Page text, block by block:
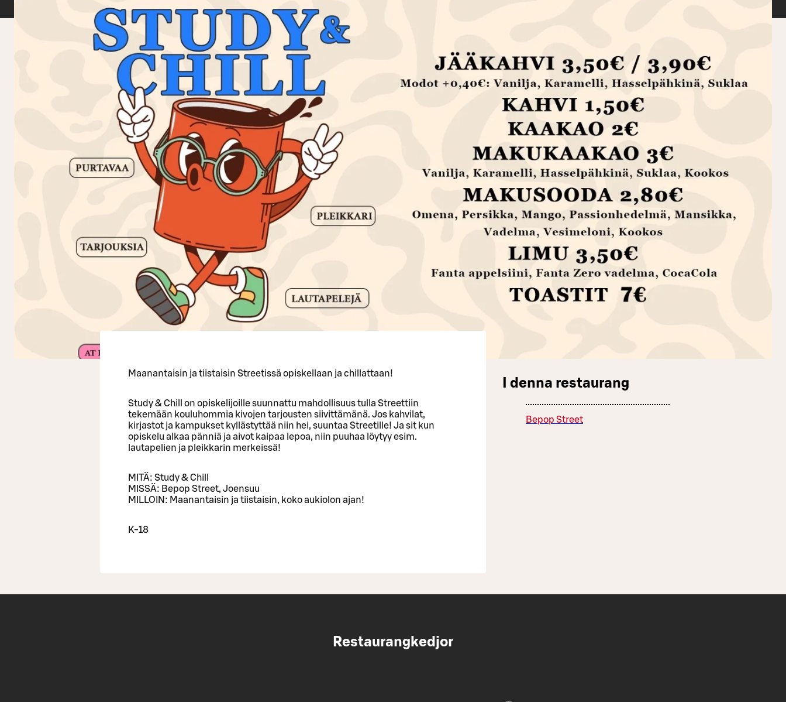
Maanantaisin ja tiistaisin Streetissä opiskellaan ja chillattaan!
Study & Chill on opiskelijoille suunnattu mahdollisuus tulla Streettiin
tekemään kouluhommia kivojen tarjousten siivittämänä. Jos kahvilat,
kirjastot ja kampukset kyllästyttää niin hei, suuntaa Streetille! Ja sit kun
opiskelu alkaa pänniä ja aivot kaipaa lepoa, niin puuhaa löytyy esim.
lautapelien ja pleikkarin merkeissä!
MITÄ: Study & Chill
MISSÄ: Bepop Street, Joensuu
MILLOIN: Maanantaisin ja tiistaisin, koko aukiolon ajan!
K-18
I denna restaurang
Bepop Street
Restaurangkedjor